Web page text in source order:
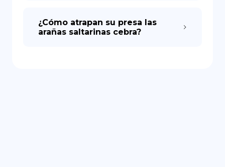
¿Cómo atrapan su presa las
arañas saltarinas cebra?